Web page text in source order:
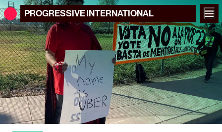
PROGRESSIVEINTERNATIONAL